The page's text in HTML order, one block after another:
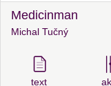
Medicinman
Michal Tučný
text